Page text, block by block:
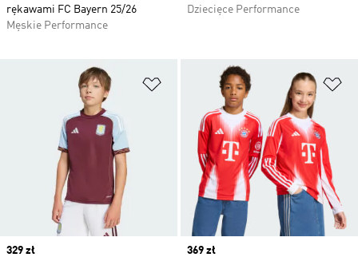
rękawami FC Bayern 25/26
Męskie Performance
Dziecięce Performance
Dodaj do listy życzeń
Price
329 zł
Price
369 zł